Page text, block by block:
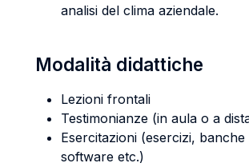
analisi del clima aziendale.
Modalità didattiche
Lezioni frontali
Testimonianze (in aula o a
Esercitazioni (esercizi, banche
software etc.)